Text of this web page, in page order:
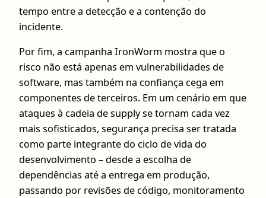
tempo entre a detecção e a contenção do
incidente.
Por fim, a campanha IronWorm mostra que o
risco não está apenas em vulnerabilidades de
software, mas também na confiança cega em
componentes de terceiros. Em um cenário em que
ataques à cadeia de supply se tornam cada vez
mais sofisticados, segurança precisa ser tratada
como parte integrante do ciclo de vida do
desenvolvimento – desde a escolha de
dependências até a entrega em produção,
passando por revisões de código, monitoramento